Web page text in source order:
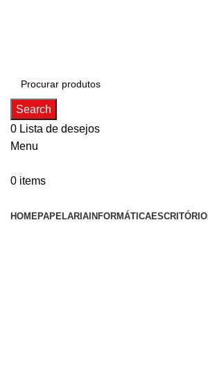
Search
0 Lista de desejos
Menu
0 items
HOMEPAPELARIA INFORMÁTICAESCRITÓRIO